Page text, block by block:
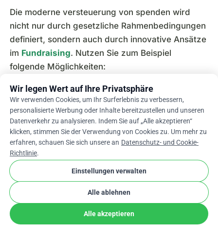
Die moderne versteuerung von spenden wird
nicht nur durch gesetzliche Rahmenbedingungen
definiert, sondern auch durch innovative Ansätze
im Fundraising. Nutzen Sie zum Beispiel
folgende Möglichkeiten:
Crowdfunding-Plattformen:Plattformen wie
WhyDonate ermöglichen es, schnell und
unkompliziert Spenden zu sammeln.
Wiederkehrende Spenden:Durch
regelmäßige, automatisierte Spenden lassen
sich langfristige Projekte finanzieren. Dies
schafft Planungssicherheit und bietet
kontinuierliche steuerliche Vorteile.
Wir legen Wert auf Ihre Privatsphäre
Wir verwenden Cookies, um Ihr Surferlebnis zu verbessern,
personalisierte Werbung oder Inhalte bereitzustellen und unseren
Datenverkehr zu analysieren. Indem Sie auf „Alle akzeptieren“
klicken, stimmen Sie der Verwendung von Cookies zu. Um mehr zu
erfahren, schauen Sie sich unsere an Datenschutz- und Cookie-
Richtlinie.
Einstellungen verwalten
Alle ablehnen
Alle akzeptieren